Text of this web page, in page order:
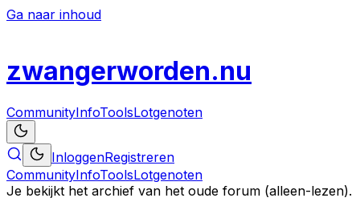
Ga naar inhoud
zwangerworden.nu
CommunityInfoToolsLotgenoten
InloggenRegistreren
CommunityInfoToolsLotgenoten
Je bekijkt het archief van het oude forum (alleen-lezen).